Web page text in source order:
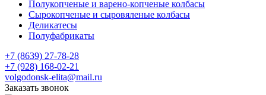
Полукопченые и варено-копченые колбасы
Сырокопченые и сыровяленые колбасы
Деликатесы
Полуфабрикаты
+7 (8639) 27-78-28
+7 (928) 168-02-21
volgodonsk-elita@mail.ru
Заказать звонок